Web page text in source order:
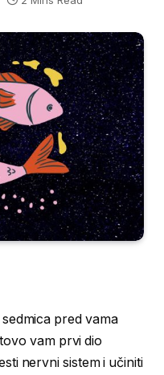
pred vama
vam prvi dio
nervni sistem i učiniti